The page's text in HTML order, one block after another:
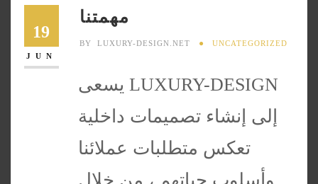
19
JUN
مهمتنا
BY LUXURY-DESIGN.NET UNCATEGORIZED
يسعى LUXURY-DESIGN
إلى إنشاء تصميمات داخلية
تعكس متطلبات عملائنا